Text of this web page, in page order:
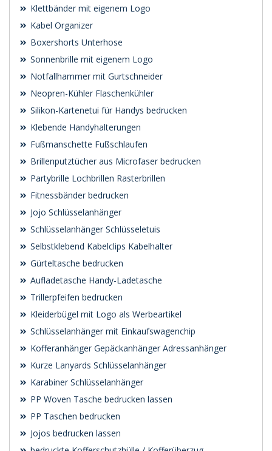
Klettbänder mit eigenem Logo
Kabel Organizer
Boxershorts Unterhose
Sonnenbrille mit eigenem Logo
Notfallhammer mit Gurtschneider
Neopren-Kühler Flaschenkühler
Silikon-Kartenetui für Handys bedrucken
Klebende Handyhalterungen
Fußmanschette Fußschlaufen
Brillenputztücher aus Microfaser bedrucken
Partybrille Lochbrillen Rasterbrillen
Fitnessbänder bedrucken
Jojo Schlüsselanhänger
Schlüsselanhänger Schlüsseletuis
Selbstklebend Kabelclips Kabelhalter
Gürteltasche bedrucken
Aufladetasche Handy-Ladetasche
Trillerpfeifen bedrucken
Kleiderbügel mit Logo als Werbeartikel
Schlüsselanhänger mit Einkaufswagenchip
Kofferanhänger Gepäckanhänger Adressanhänger
Kurze Lanyards Schlüsselanhänger
Karabiner Schlüsselanhänger
PP Woven Tasche bedrucken lassen
PP Taschen bedrucken
Jojos bedrucken lassen